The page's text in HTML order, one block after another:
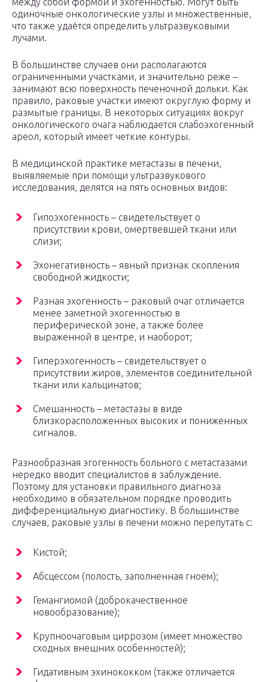
одиночные онкологические узлы и множественные,
что также удаётся определить ультразвуковыми
лучами.
В большинстве случаев они располагаются
ограниченными участками, и значительно реже –
занимают всю поверхность печеночной дольки. Как
правило, раковые участки имеют округлую форму и
размытые границы. В некоторых ситуациях вокруг
онкологического очага наблюдается слабоэхогенный
ареол, который имеет четкие контуры.
В медицинской практике метастазы в печени,
выявляемые при помощи ультразвукового
исследования, делятся на пять основных видов:
Гипоэхогенность – свидетельствует о
присутствии крови, омертвевшей ткани или
слизи;
Эхонегативность – явный признак скопления
свободной жидкости;
Разная эхогенность – раковый очаг отличается
менее заметной эхогенностью в
периферической зоне, а также более
выраженной в центре, и наоборот;
Гиперэхогенность – свидетельствует о
присутствии жиров, элементов соединительной
ткани или кальцинатов;
Смешанность – метастазы в виде
близкорасположенных высоких и пониженных
сигналов.
Разнообразная эгогенность больного с метастазами
нередко вводит специалистов в заблуждение.
Поэтому для установки правильного диагноза
необходимо в обязательном порядке проводить
дифференциальную диагностику. В большинстве
случаев, раковые узлы в печени можно перепутать с:
Кистой;
Абсцессом (полость, заполненная гноем);
Гемангиомой (доброкачественное
новообразование);
Крупноочаговым циррозом (имеет множество
сходных внешних особенностей);
Гидативным эхинококком (также отличается